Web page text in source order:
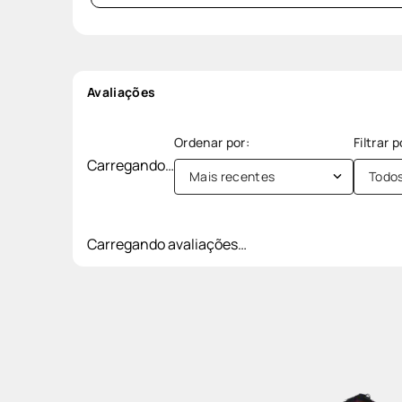
Avaliações
Carregando…
Mais recentes
Carregando avaliações…